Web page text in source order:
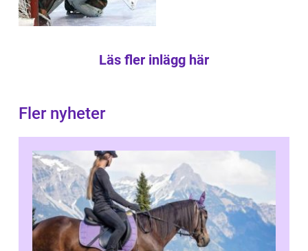
Läs fler inlägg här
Fler nyheter